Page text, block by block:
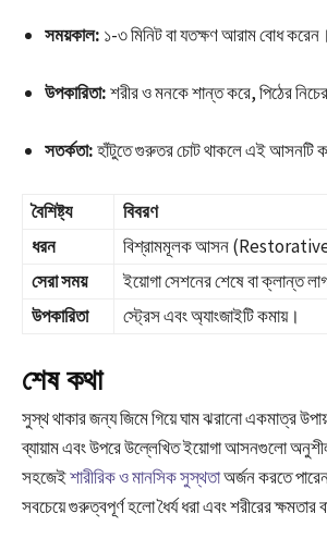
সময়কাল: ১-৩ মিনিট বা যতক্ষণ আরাম বোধ করেন।
উপকারিতা:শরীর ও মনকে শান্ত করে, পিঠের
সতর্কতা:হাঁটুতে গুরুতর চোট থাকলে এই আসনটি
বৈশিষ্ট্য
বিবরণ
ধরন
বিশ্রামমূলক আসন
সেরা সময়
ইয়োগা সেশনের শেষে বা ক্লান্ত
উপকারিতা
স্ট্রেস এবং অ্যাংজাইটি কমায়।
শেষ কথা
সুস্থ থাকার জন্য জিমে গিয়ে ঘাম ঝরানো একমাত্র
ব্যায়াম এবং উপরে উল্লেখিত ইয়োগা আসনগুলো
সহজেইশারীরিক ও মানসিক সুস্থতাঅর্জন করতে
সবচেয়ে গুরুত্বপূর্ণ হলো ধৈর্য ধরা এবং শরীরের ক্ষমতার